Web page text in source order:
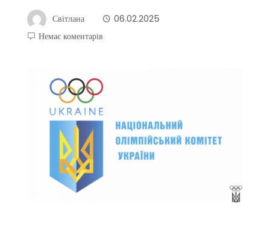
Світлана
06.02.2025
Немає коментарів